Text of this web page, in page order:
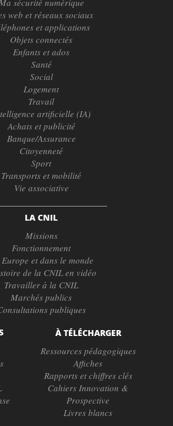
web et réseaux sociaux
et applications
Objets connectés
Enfants et ados
Santé
Social
Logement
Travail
artificielle (IA)
Achats et publicité
Banque/Assurance
Citoyenneté
Sport
Transports et mobilité
Vie associative
LA CNIL
Missions
Fonctionnement
et dans le monde
de la CNIL en vidéo
Travailler à la CNIL
Marchés publics
publiques
À TÉLÉCHARGER
Ressources pédagogiques
Affiches
Rapports et chiffres clés
Cahiers Innovation &
Prospective
Livres blancs